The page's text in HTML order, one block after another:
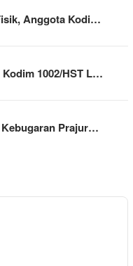
Anggota Kodi…
1002/HST L…
Kebugaran Prajur…